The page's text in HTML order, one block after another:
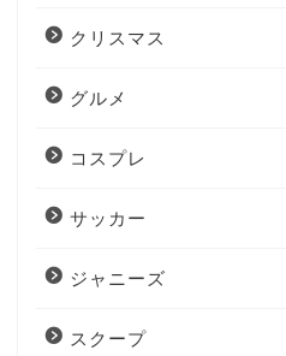
クリスマス
グルメ
コスプレ
サッカー
ジャニーズ
スクープ